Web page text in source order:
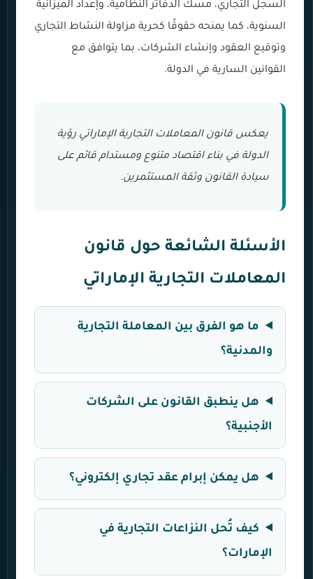
السجل التجاري، مسك الدفاتر النظامية، وإعداد الميزانية
السنوية، كما يمنحه حقوقًا كحرية مزاولة النشاط التجاري
وتوقيع العقود وإنشاء الشركات، بما يتوافق مع
القوانين السارية في الدولة.
يعكس قانون المعاملات التجارية الإماراتي رؤية
الدولة في بناء اقتصاد متنوع ومستدام قائم على
سيادة القانون وثقة المستثمرين.
الأسئلة الشائعة حول قانون
المعاملات التجارية الإماراتي
ما هو الفرق بين المعاملة التجارية
والمدنية؟
هل ينطبق القانون على الشركات
الأجنبية؟
هل يمكن إبرام عقد تجاري إلكتروني؟
كيف تُحل النزاعات التجارية في
الإمارات؟